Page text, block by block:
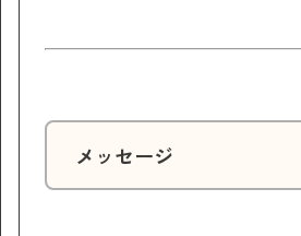
メッセージ